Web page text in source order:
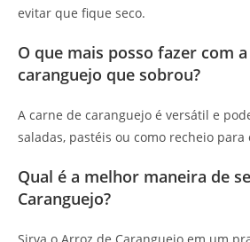
evitar que fique seco.
O que mais posso fazer com
caranguejo que sobrou?
A carne de caranguejo é versátil e
saladas, pastéis ou como recheio para
Qual é a melhor maneira de
Caranguejo?